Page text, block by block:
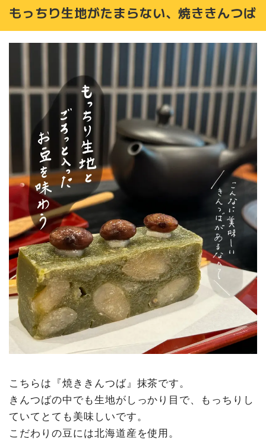
もっちり生地がたまらない、焼ききんつば
こちらは『焼ききんつば』抹茶です。
きんつばの中でも生地がしっかり目で、もっちりし
ていてとても美味しいです。
こだわりの豆には北海道産を使用。